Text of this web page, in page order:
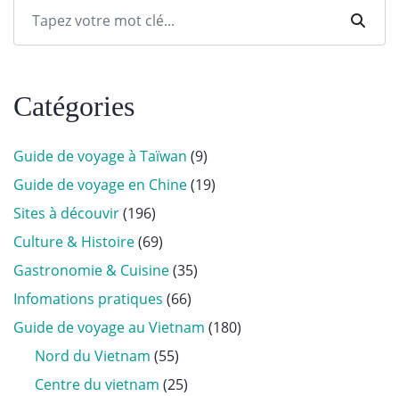
Catégories
Guide de voyage à Taïwan (9)
Guide de voyage en Chine(19)
Sites à découvir(196)
Culture & Histoire(69)
Gastronomie & Cuisine(35)
Infomations pratiques (66)
Guide de voyage au Vietnam (180)
Nord du Vietnam (55)
Centre du vietnam (25)